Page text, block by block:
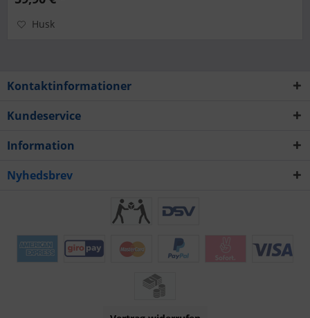
Husk
Kontaktinformationer
Kundeservice
Information
Nyhedsbrev